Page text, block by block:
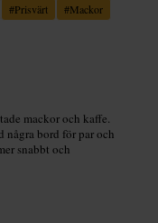
#Prisvärt #Mackor
mackor och kaffe.
bord för par och
snabbt och